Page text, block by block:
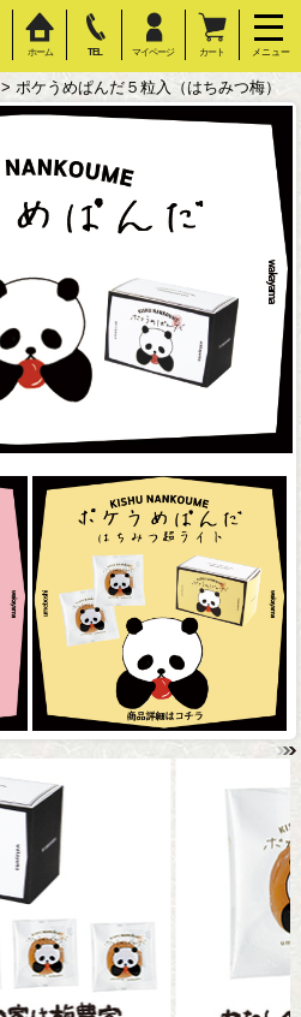
ホーム TEL マイページ カート メニュー
> ポケうめぱんだ５粒入（はちみつ梅）